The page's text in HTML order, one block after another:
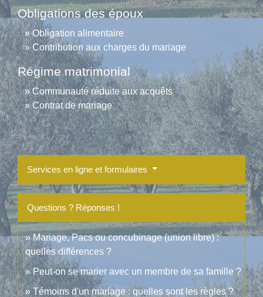
Obligations des époux
Obligation alimentaire
Contribution aux charges du mariage
Régime matrimonial
Communauté réduite aux acquêts
Contrat de mariage
Services en ligne et formulaires
Questions ? Réponses !
Mariage, Pacs ou concubinage (union libre) :
quelles différences ?
Peut-on se marier avec un membre de sa famille ?
Témoins d'un mariage : quelles sont les règles ?